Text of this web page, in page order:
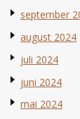
september
august 2024
juli 2024
juni 2024
mai 2024